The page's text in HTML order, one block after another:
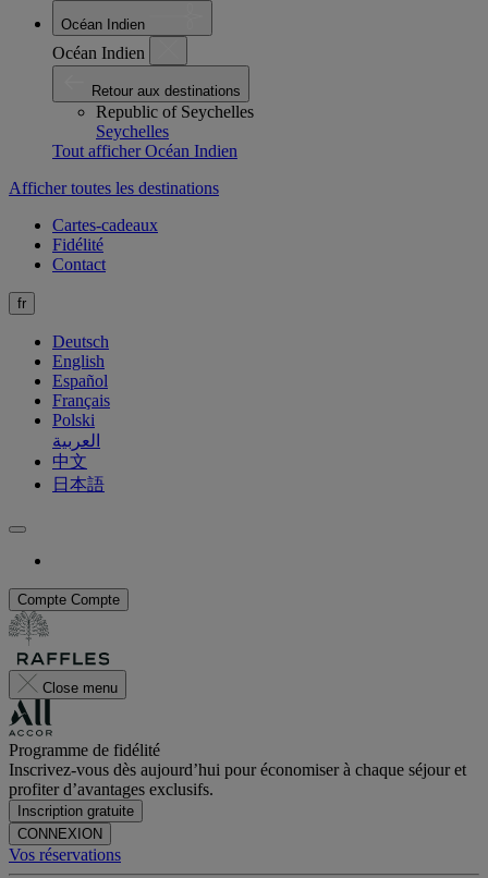
Océan Indien
Océan Indien
Retour aux destinations
Republic of Seychelles
Seychelles
Tout afficher Océan Indien
Afficher toutes les destinations
Cartes-cadeaux
Fidélité
Contact
fr
Deutsch
English
Español
Français
Polski
العربية
中文
日本語
Compte Compte
Close menu
Programme de fidélité
Inscrivez-vous dès aujourd’hui pour économiser à chaque séjour et
profiter d’avantages exclusifs.
Inscription gratuite
CONNEXION
Vos réservations